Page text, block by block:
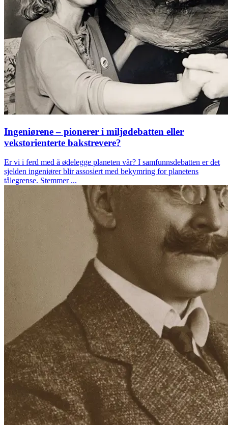
Ingeniørene – pionerer i miljødebatten eller
vekstorienterte bakstrevere?
Er vi i ferd med å ødelegge planeten vår? I samfunnsdebatten er det
sjelden ingeniører blir assosiert med bekymring for planetens
tålegrense. Stemmer ...